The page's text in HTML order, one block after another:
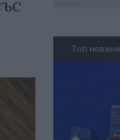
Топ новини